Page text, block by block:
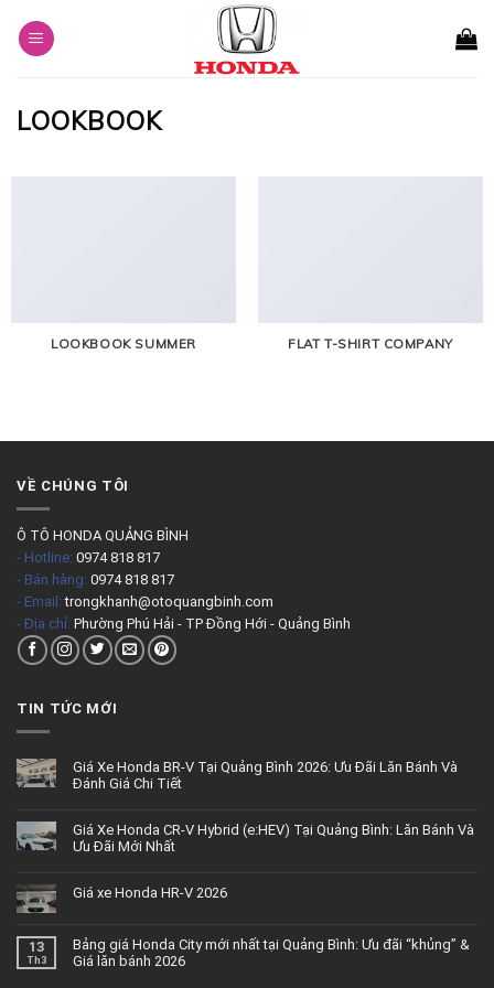
LOOKBOOK
LOOKBOOK SUMMER FLAT T-SHIRT COMPANY
VỀ CHÚNG TÔI
Ô TÔ HONDA QUẢNG BÌNH
- Hotline: 0974 818 817
- Bán hàng: 0974 818 817
- Email: trongkhanh@otoquangbinh.com
- Địa chỉ: Phường Phú Hải - TP Đồng Hới - Quảng Bình
TIN TỨC MỚI
Giá Xe Honda BR-V Tại Quảng Bình 2026: Ưu Đãi Lăn Bánh Và
Đánh Giá Chi Tiết
Giá Xe Honda CR-V Hybrid (e:HEV) Tại Quảng Bình: Lăn Bánh Và
Ưu Đãi Mới Nhất
Giá xe Honda HR-V 2026
13
Th3
Bảng giá Honda City mới nhất tại Quảng Bình: Ưu đãi “khủng” &
Giá lăn bánh 2026